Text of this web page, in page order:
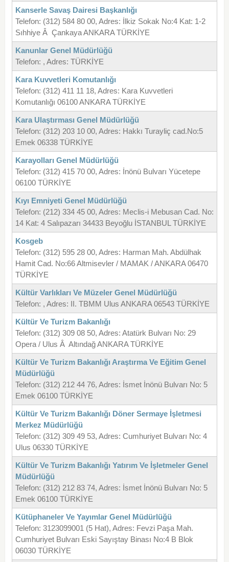
Kanserle Savaş Dairesi Başkanlığı
Telefon: (312) 584 80 00, Adres: İlkiz Sokak No:4 Kat: 1-2
Sıhhiye Â Çankaya ANKARA TÜRKİYE
Kanunlar Genel Müdürlüğü
Telefon: , Adres: TÜRKİYE
Kara Kuvvetleri Komutanlığı
Telefon: (312) 411 11 18, Adres: Kara Kuvvetleri
Komutanlığı 06100 ANKARA TÜRKİYE
Kara Ulaştırması Genel Müdürlüğü
Telefon: (312) 203 10 00, Adres: Hakkı Turayliç cad.No:5
Emek 06338 TÜRKİYE
Karayolları Genel Müdürlüğü
Telefon: (312) 415 70 00, Adres: İnönü Bulvarı Yücetepe
06100 TÜRKİYE
Kıyı Emniyeti Genel Müdürlüğü
Telefon: (212) 334 45 00, Adres: Meclis-i Mebusan Cad. No:
14 Kat: 4 Salıpazarı 34433 Beyoğlu İSTANBUL TÜRKİYE
Kosgeb
Telefon: (312) 595 28 00, Adres: Harman Mah. Abdülhak
Hamit Cad. No:66 Altmisevler / MAMAK / ANKARA 06470
TÜRKİYE
Kültür Varlıkları Ve Müzeler Genel Müdürlüğü
Telefon: , Adres: II. TBMM Ulus ANKARA 06543 TÜRKİYE
Kültür Ve Turizm Bakanlığı
Telefon: (312) 309 08 50, Adres: Atatürk Bulvarı No: 29
Opera / Ulus Â Altındağ ANKARA TÜRKİYE
Kültür Ve Turizm Bakanlığı Araştırma Ve Eğitim Genel
Müdürlüğü
Telefon: (312) 212 44 76, Adres: İsmet İnönü Bulvarı No: 5
Emek 06100 TÜRKİYE
Kültür Ve Turizm Bakanlığı Döner Sermaye İşletmesi
Merkez Müdürlüğü
Telefon: (312) 309 49 53, Adres: Cumhuriyet Bulvarı No: 4
Ulus 06330 TÜRKİYE
Kültür Ve Turizm Bakanlığı Yatırım Ve İşletmeler Genel
Müdürlüğü
Telefon: (312) 212 83 74, Adres: İsmet İnönü Bulvarı No: 5
Emek 06100 TÜRKİYE
Kütüphaneler Ve Yayımlar Genel Müdürlüğü
Telefon: 3123099001 (5 Hat), Adres: Fevzi Paşa Mah.
Cumhuriyet Bulvarı Eski Sayıştay Binası No:4 B Blok
06030 TÜRKİYE